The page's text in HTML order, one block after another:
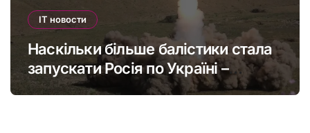
IT новости
Наскільки більше балістики стала
запускати Росія по Україні –
інфографіка